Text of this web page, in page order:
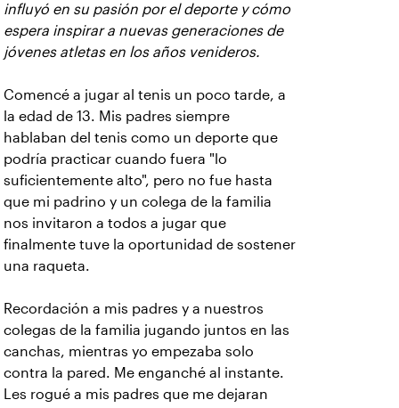
influyó en su pasión por el deporte y cómo
espera inspirar a nuevas generaciones de
jóvenes atletas en los años venideros.
Comencé a jugar al tenis un poco tarde, a
la edad de 13. Mis padres siempre
hablaban del tenis como un deporte que
podría practicar cuando fuera "lo
suficientemente alto", pero no fue hasta
que mi padrino y un colega de la familia
nos invitaron a todos a jugar que
finalmente tuve la oportunidad de sostener
una raqueta.
Recordación a mis padres y a nuestros
colegas de la familia jugando juntos en las
canchas, mientras yo empezaba solo
contra la pared. Me enganché al instante.
Les rogué a mis padres que me dejaran